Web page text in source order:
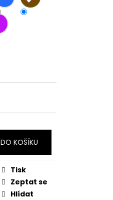
DO KOŠÍKU
Tisk
Zeptat se
Hlídat